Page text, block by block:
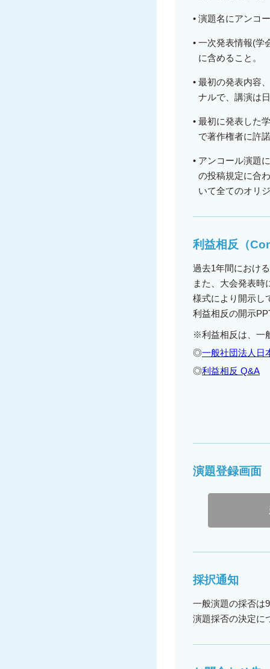
• 演題名にアンコ
• 一次発表情報(学
に含めること。
• 最初の発表内容
ナルで、講演は
• 最初に発表した
で著作権者に許
• アンコール演題
の投稿規定に合
いて全てのオリ
利益相反（
過去1年間におけ
また、大会発表時
様式により開示し
利益相反の開示
※利益相反は、一
◎一般社団法人日
◎利益相反 Q&A
演題登録画面
採択通知
一般演題の採否は
演題採否の決定に